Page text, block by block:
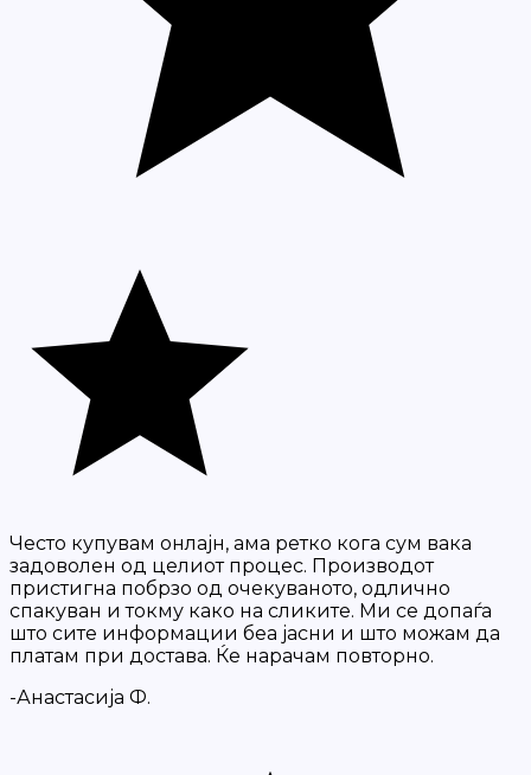
Често купувам онлајн, ама ретко кога сум вака
задоволен од целиот процес. Производот
пристигна побрзо од очекуваното, одлично
спакуван и токму како на сликите. Ми се допаѓа
што сите информации беа јасни и што можам да
платам при достава. Ќе нарачам повторно.
-Анастасија Ф.